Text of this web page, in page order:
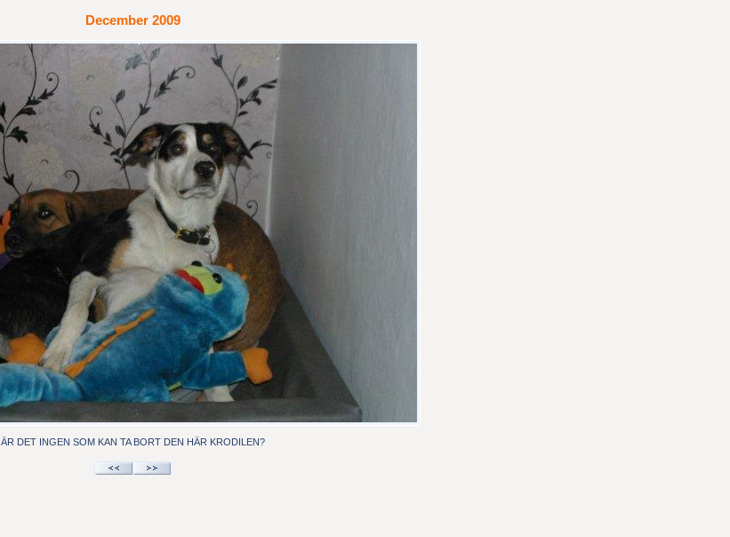
December 2009
ÄR DET INGEN SOM KAN TA BORT DEN HÄR KRODILEN?